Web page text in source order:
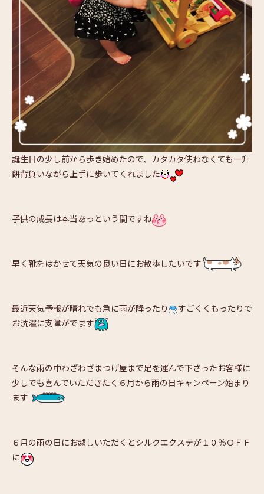
誕生日の少し前から歩き始めたので、カタカタ使わなくても一升
餅背負いながら上手に歩いてくれました
子供の成長は本当あっという間ですね
早く靴をはかせて天気の良い日にお散歩したいです
最近天気予報が晴れでも急に雨が降ったり
すごくくもったりで
お洗濯に支障がでます
そんな雨の中わざわざまつげ屋まで足を運んで下さったお客様に
少しでも喜んでいただきたく６月から雨の日キャンペーン始まり
ます
６月の雨の日にお越しいただくとシルクエクステが１０％ＯＦＦ
に